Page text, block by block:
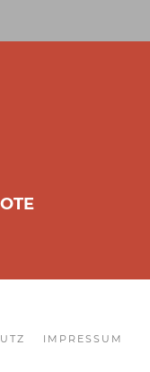
IMPRESSUM